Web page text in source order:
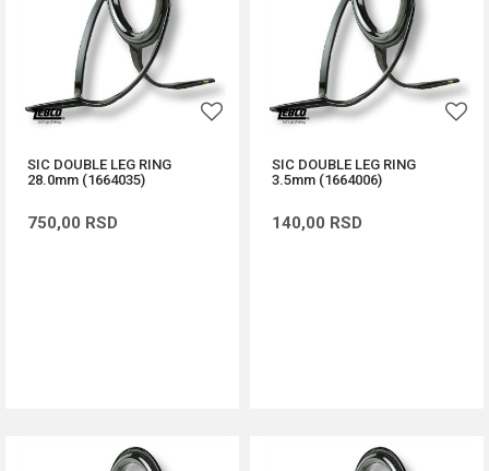
SIC DOUBLE LEG RING
28.0mm (1664035)
750,00 RSD
SIC DOUBLE LEG RING
3.5mm (1664006)
140,00 RSD